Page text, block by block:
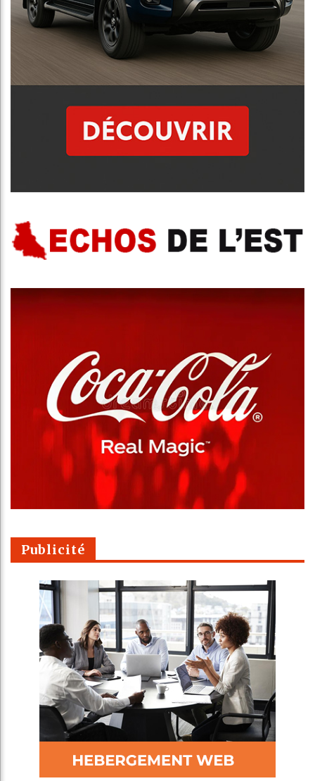
Publicité